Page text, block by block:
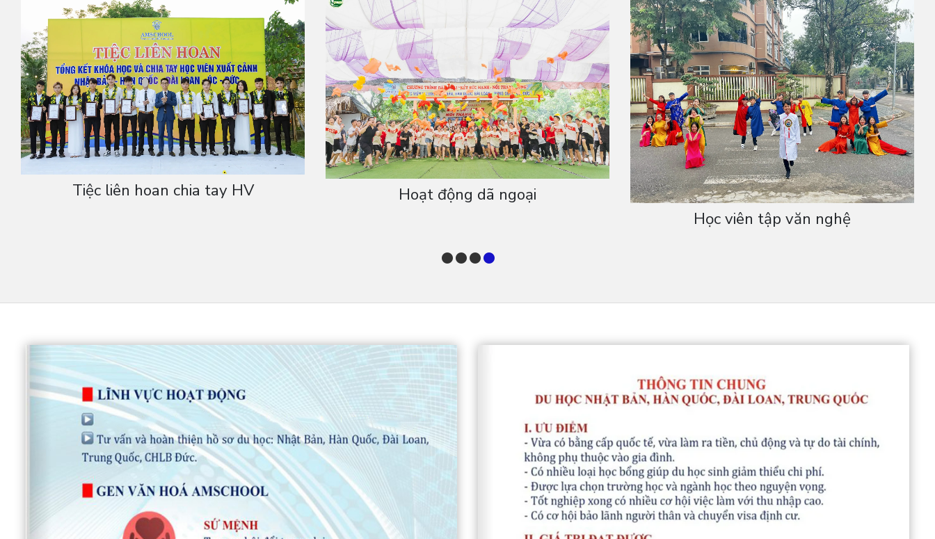
Tập thể CBGV và Học viên Trụ sở chính Amschool Cửa văn phòng